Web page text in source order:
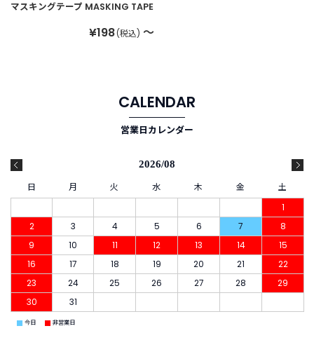
マスキングテープ MASKING TAPE
¥198(税込) ～
CALENDAR
営業日カレンダー
2026/08
日 月 火 水 木 金
土
1
2
3 4 5 6 7
8
9
10 11 12 13 14
15
16
17 18 19 20 21
22
23
24 25 26 27 28
29
30
31
■ 今日 ■ 非営業日